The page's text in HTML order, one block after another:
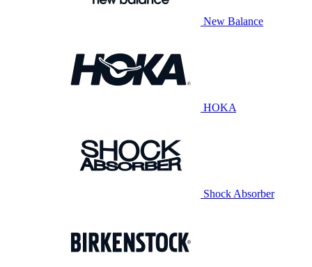
New Balance
HOKA
Shock Absorber